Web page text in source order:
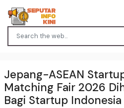
Jepang-ASEAN
Matching Fair 2026
Bagi Startup Indonesia